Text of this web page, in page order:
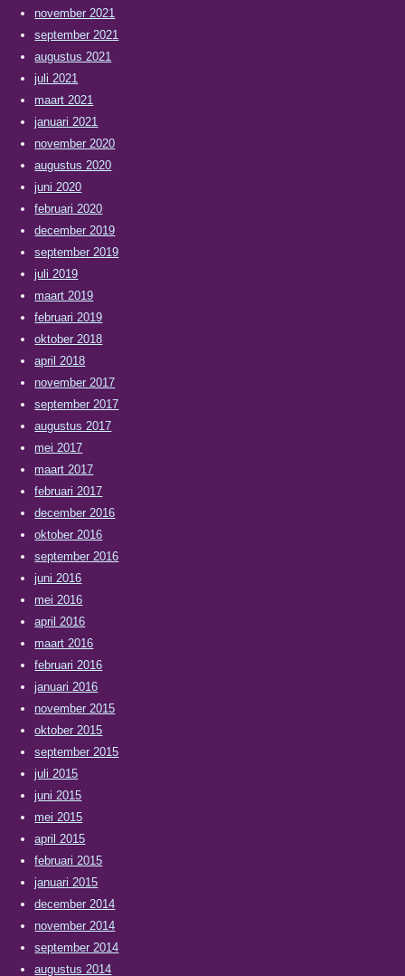
november 2021
september 2021
augustus 2021
juli 2021
maart 2021
januari 2021
november 2020
augustus 2020
juni 2020
februari 2020
december 2019
september 2019
juli 2019
maart 2019
februari 2019
oktober 2018
april 2018
november 2017
september 2017
augustus 2017
mei 2017
maart 2017
februari 2017
december 2016
oktober 2016
september 2016
juni 2016
mei 2016
april 2016
maart 2016
februari 2016
januari 2016
november 2015
oktober 2015
september 2015
juli 2015
juni 2015
mei 2015
april 2015
februari 2015
januari 2015
december 2014
november 2014
september 2014
augustus 2014